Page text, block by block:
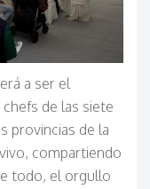
a ser el
de las siete
provincias de la
compartiendo
todo, el orgullo